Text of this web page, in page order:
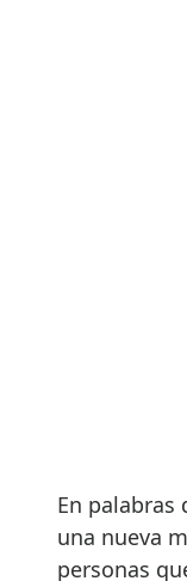
En palabras
una nueva
personas